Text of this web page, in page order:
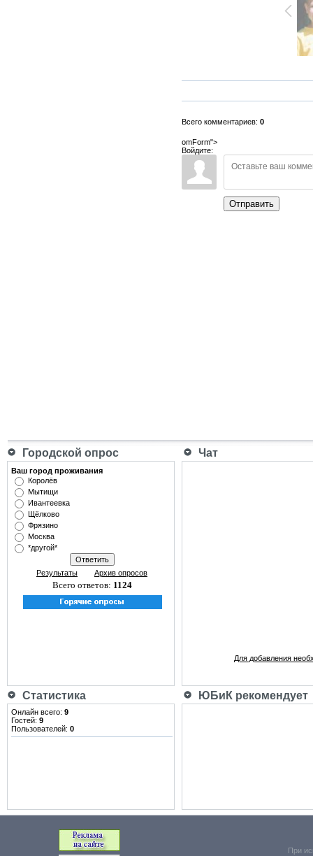
Всего комментариев: 0
omForm">
Войдите:
Отправить
Городской опрос Чат
Ваш город проживания
Королёв
Мытищи
Ивантеевка
Щёлково
Фрязино
Москва
*другой*
Результаты Архив опросов
Всего ответов: 1124
Для добавления
Статистика ЮБиК рекомендует
Онлайн всего: 9
Гостей: 9
Пользователей: 0
При